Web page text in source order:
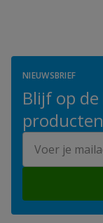
NIEUWSBRIEF
Blijf op